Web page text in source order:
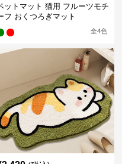
ットマット 猫用 フルーツモチ
フ おくつろぎマット
全4色